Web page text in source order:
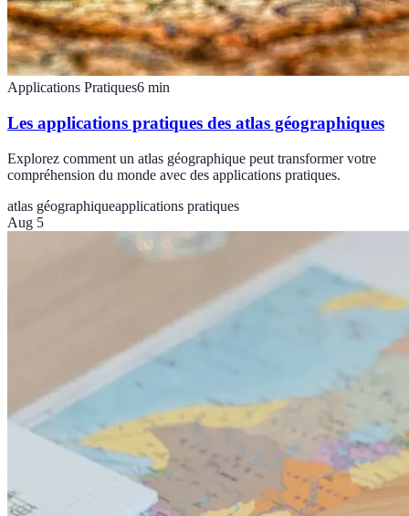
Applications Pratiques6 min
Les applications pratiques des atlas géographiques
Explorez comment un atlas géographique peut transformer votre
compréhension du monde avec des applications pratiques.
atlas géographiqueapplications pratiques
Aug 5